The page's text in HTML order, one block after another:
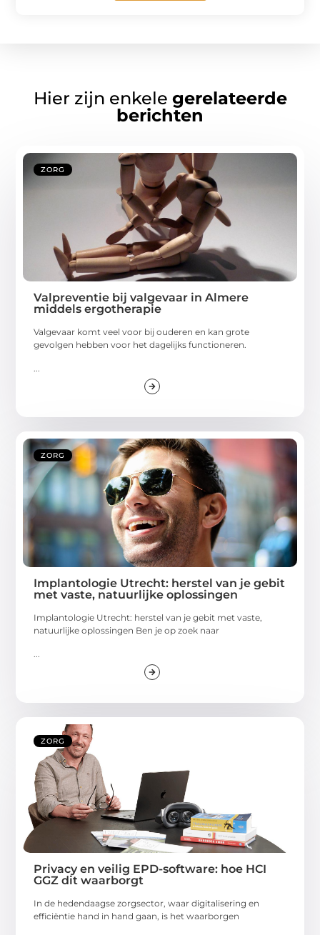
Hier zijn enkele gerelateerde
berichten
ZORG
Valpreventie bij valgevaar in Almere
middels ergotherapie
Valgevaar komt veel voor bij ouderen en kan grote
gevolgen hebben voor het dagelijks functioneren.
ZORG
Implantologie Utrecht: herstel van je gebit
met vaste, natuurlijke oplossingen
Implantologie Utrecht: herstel van je gebit met vaste,
natuurlijke oplossingen Ben je op zoek naar
ZORG
Privacy en veilig EPD-software: hoe HCI
GGZ dit waarborgt
In de hedendaagse zorgsector, waar digitalisering en
efficiëntie hand in hand gaan, is het waarborgen